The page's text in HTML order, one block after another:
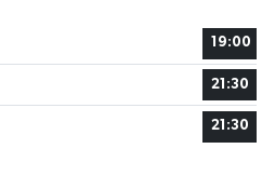
19:00
21:30
21:30